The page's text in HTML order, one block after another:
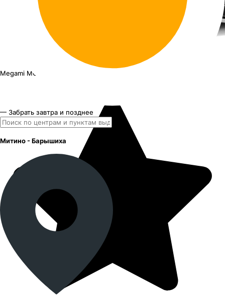
Megami MGM-40
— Забрать завтра и позднее
Митино - Барышиха